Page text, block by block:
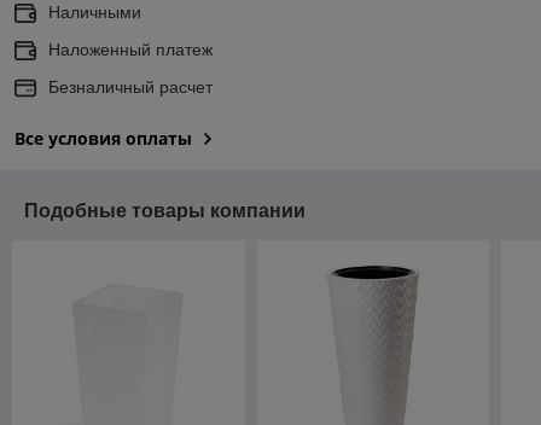
Наличными
Наложенный платеж
Безналичный расчет
Все условия оплаты
Подобные товары компании